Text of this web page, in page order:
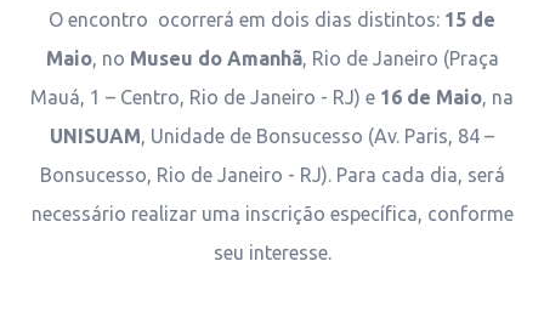
O encontro ocorrerá em dois dias distintos: 15 de
Maio, no Museu do Amanhã, Rio de Janeiro (Praça
Mauá, 1 – Centro, Rio de Janeiro - RJ) e 16 de Maio, na
UNISUAM, Unidade de Bonsucesso (Av. Paris, 84 –
Bonsucesso, Rio de Janeiro - RJ). Para cada dia, será
necessário realizar uma inscrição específica, conforme
seu interesse.